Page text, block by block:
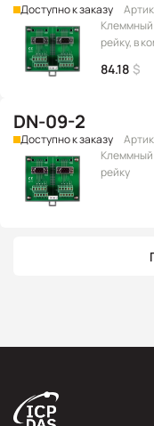
Доступно к заказу
Клеммный
рейку, в
84.18 $
DN-09-2
Доступно к заказу
Клеммный
рейку